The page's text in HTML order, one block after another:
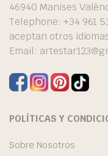
46940 Manises
Telephone: +34 961
aceptan otros
Email:
POLÍTICAS Y
Sobre Nosotros